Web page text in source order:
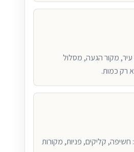
מקור הגעה, מסלול
רק כמות.
קליקים, פניות, מקורות